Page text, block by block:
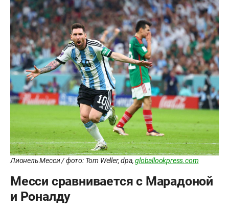
Лионель Месси / фото: Tom Weller, dpa,globallookpress.com
Месси сравнивается с Марадоной
и Роналду